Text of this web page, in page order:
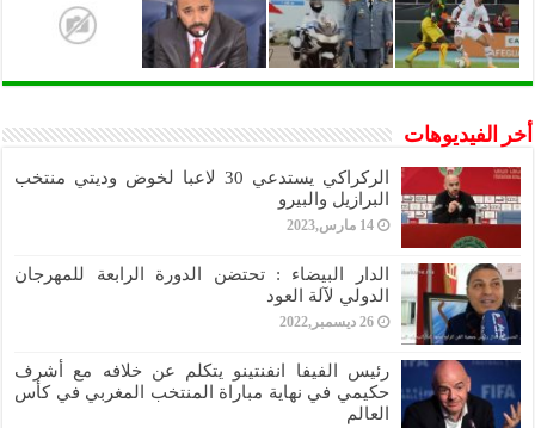
أخر الفيديوهات
الركراكي يستدعي 30 لاعبا لخوض وديتي منتخب
البرازيل والبيرو
14 مارس,2023
الدار البيضاء : تحتضن الدورة الرابعة للمهرجان
الدولي لآلة العود
26 ديسمبر,2022
رئيس الفيفا انفنتينو يتكلم عن خلافه مع أشرف
حكيمي في نهاية مباراة المنتخب المغربي في كأس
العالم